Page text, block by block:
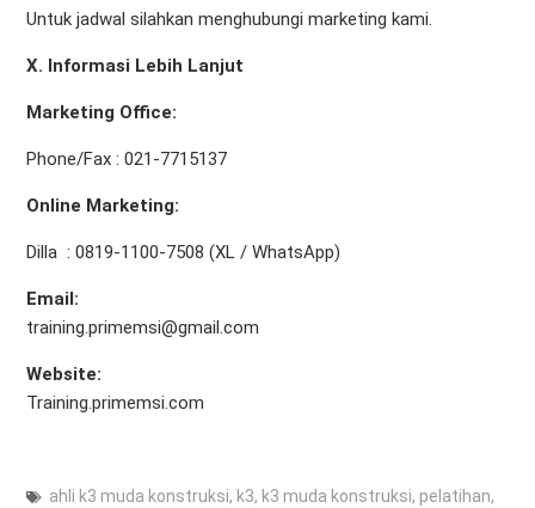
Untuk jadwal silahkan menghubungi marketing kami.
X. Informasi Lebih Lanjut
Marketing Office:
Phone/Fax : 021-7715137
Online Marketing:
Dilla : 0819-1100-7508 (XL / WhatsApp)
Email:
training.primemsi@gmail.com
Website:
Training.primemsi.com
ahli k3 muda konstruksi, k3, k3 muda konstruksi, pelatihan,